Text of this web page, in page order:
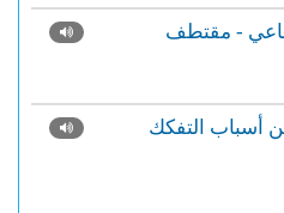
- مقتطف
أسباب التفكك